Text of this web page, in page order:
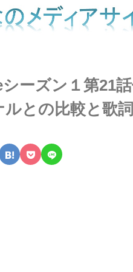
シーズン１第21
ルとの比較と歌